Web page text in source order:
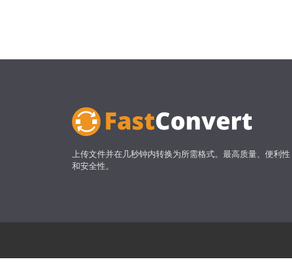
上传文件并在几秒钟内转换为所需格式。最高质量、便利性
和安全性。